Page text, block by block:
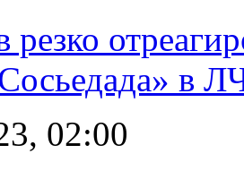
резко
в
02:00